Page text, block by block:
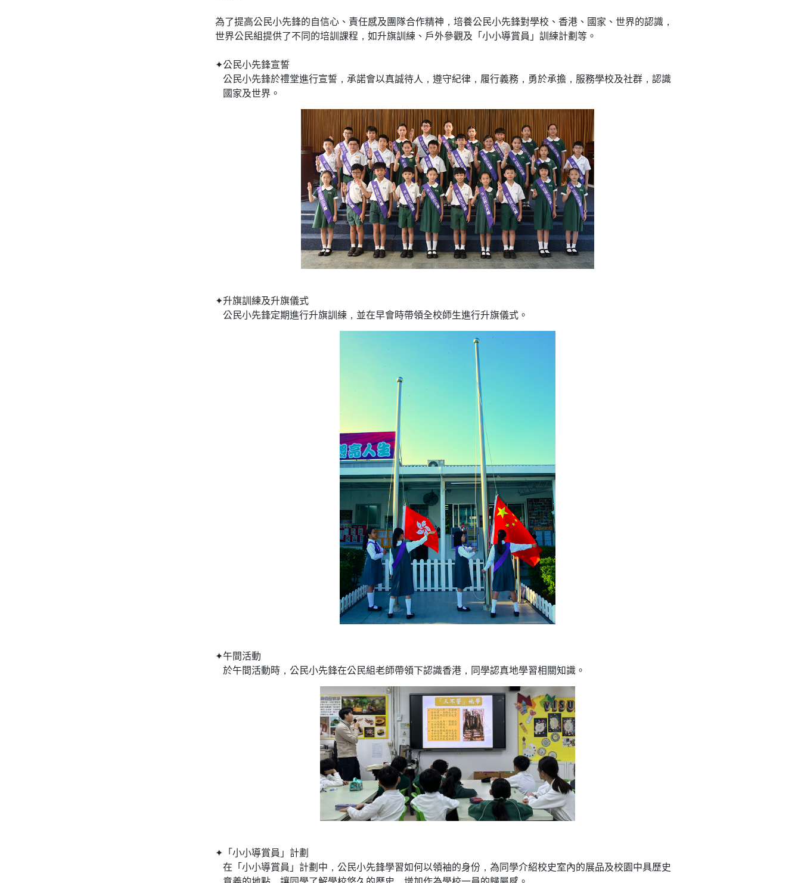
為了提高公民小先鋒的自信心、責任感及團隊合作精神，培養公民小先鋒對學校、香港、國家、世界的認識，
世界公民組提供了不同的培訓課程，如升旗訓練、戶外參觀及「小小導賞員」訓練計劃等。
✦公民小先鋒宣誓
公民小先鋒於禮堂進行宣誓，承諾會以真誠待人，遵守紀律，履行義務，勇於承擔，服務學校及社群，認識
國家及世界。
✦升旗訓練及升旗儀式
公民小先鋒定期進行升旗訓練，並在早會時帶領全校師生進行升旗儀式。
✦午間活動
於午間活動時，公民小先鋒在公民組老師帶領下認識香港，同學認真地學習相關知識。
✦「小小導賞員」計劃
在「小小導賞員」計劃中，公民小先鋒學習如何以領袖的身份，為同學介紹校史室內的展品及校園中具歷史